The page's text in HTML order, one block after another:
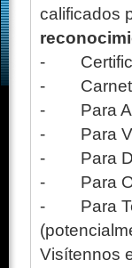
calificados
-
- Carnet
- Para
- Para
- Para
- Para
- Para
Visítennos